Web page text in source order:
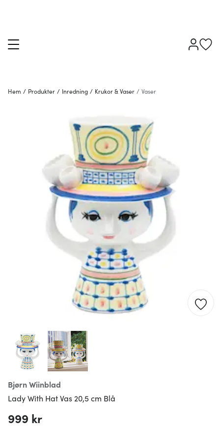
Hem / Produkter / Inredning / Krukor & Vaser / Vaser
Bjørn Wiinblad
Lady With Hat Vas 20,5 cm Blå
999 kr